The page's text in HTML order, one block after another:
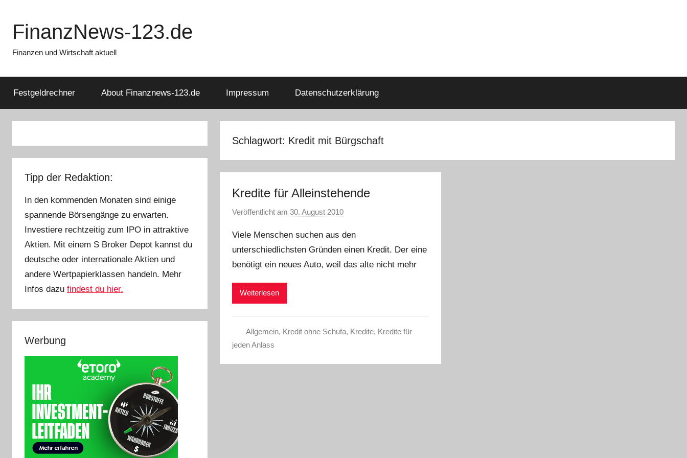
springen
FinanzNews-123.de
Finanzen und Wirtschaft aktuell
Festgeldrechner About Finanznews-123.de Impressum Datenschutzerklärung
Schlagwort: Kredit mit Bürgschaft
Kredite für Alleinstehende
Veröffentlicht am 30. August 2010v
n
C
h
e
Viele Menschen suchen aus den
unterschiedlichsten Gründen einen Kredit. Der eine
benötigt ein neues Auto, weil das alte nicht mehr
Weiterlesen
Allgemein, Kredit ohne Schufa, Kredite, Kredite für
jeden Anlass
Tipp der Redaktion:
In den kommenden Monaten sind einige
spannende Börsengänge zu erwarten.
Investiere rechtzeitig zum IPO in attraktive
Aktien. Mit einem S Broker Depot kannst du
deutsche oder internationale Aktien und
andere Wertpapierklassen handeln. Mehr
Infos dazu findest du hier.
Werbung